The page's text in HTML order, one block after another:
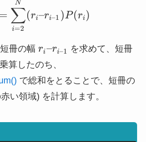
=
i=2
∑
N
(ri–ri–1 )P(ri)
冊の幅 r_i
–
r_{i
–
1}
ri–ri–1 を求めて、短冊
算したのち、
で総和をとることで、短冊の
い領域) を計算します。